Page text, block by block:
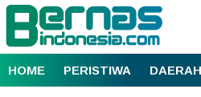
HOME PERISTIWA DAERAH